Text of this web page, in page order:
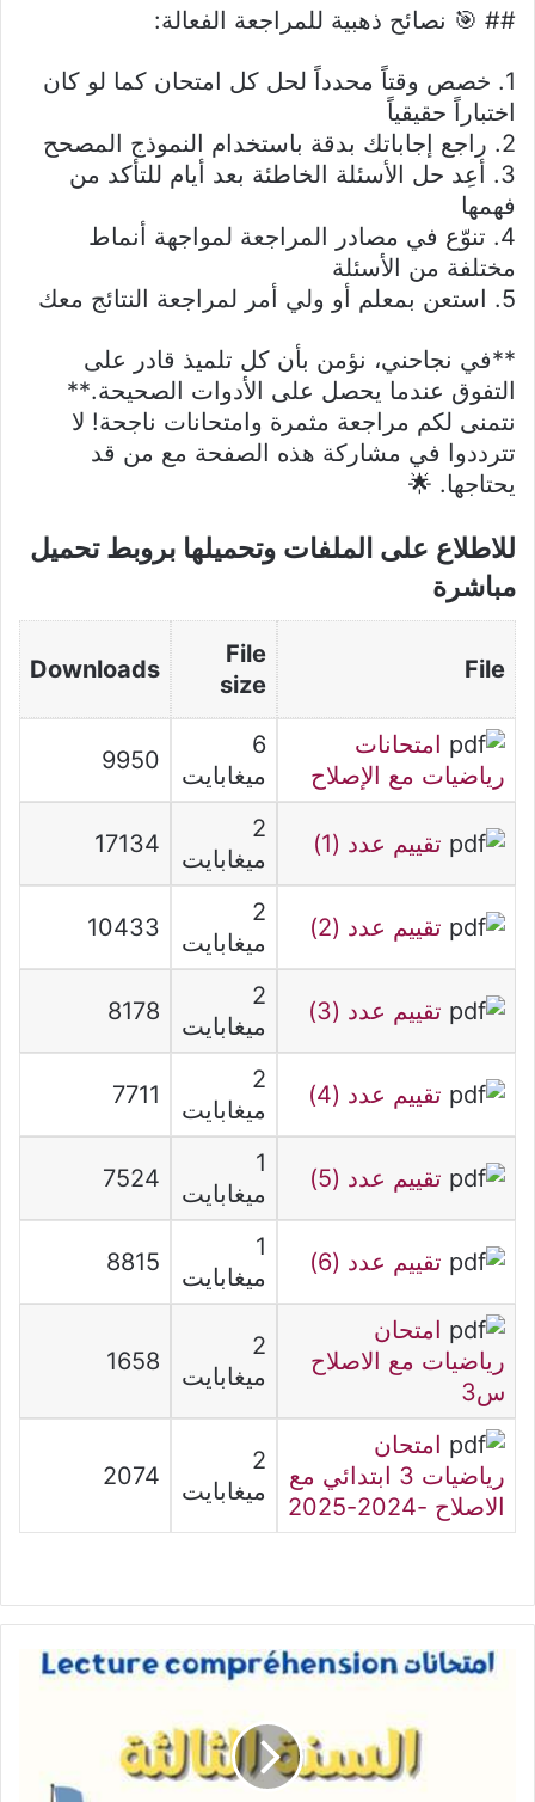
## 🎯 نصائح ذهبية للمراجعة الفعالة:
1. خصص وقتاً محدداً لحل كل امتحان كما لو كان
اختباراً حقيقياً
2. راجع إجاباتك بدقة باستخدام النموذج المصحح
3. أعِد حل الأسئلة الخاطئة بعد أيام للتأكد من
فهمها
4. تنوّع في مصادر المراجعة لمواجهة أنماط
مختلفة من الأسئلة
5. استعن بمعلم أو ولي أمر لمراجعة النتائج معك
**في نجاحني، نؤمن بأن كل تلميذ قادر على
التفوق عندما يحصل على الأدوات الصحيحة.**
نتمنى لكم مراجعة مثمرة وامتحانات ناجحة! لا
تترددوا في مشاركة هذه الصفحة مع من قد
يحتاجها. 🌟
للاطلاع على الملفات وتحميلها بروبط تحميل
مباشرة
File
File
size
Downloads
امتحانات
رياضيات مع الإصلاح
6
ميغابايت
9950
تقييم عدد (1)
2
ميغابايت
17134
تقييم عدد (2)
2
ميغابايت
10433
تقييم عدد (3)
2
ميغابايت
8178
تقييم عدد (4)
2
ميغابايت
7711
تقييم عدد (5)
1
ميغابايت
7524
تقييم عدد (6)
1
ميغابايت
8815
امتحان
رياضيات مع الاصلاح
س3
2
ميغابايت
1658
امتحان
رياضيات 3 ابتدائي مع
الاصلاح -2024-2025
2
ميغابايت
2074
امتحانات